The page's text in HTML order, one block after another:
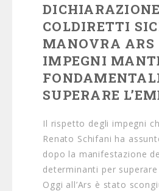
COLDIRETTI
MANOVRA ARS
IMPEGNI
SUPERARE
Il rispetto degli impegni
Renato Schifani ha
dopo la manifestazione
determinanti per superare
Oggi all’Ars è stato